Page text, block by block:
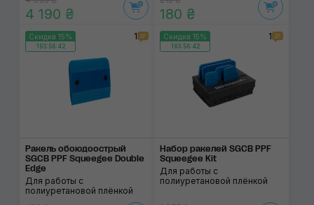
4 190 ₴ 180 ₴
Скидка 15%
193:56:41
1
Ракель обоюдоострый
SGCB PPF Squeegee Double
Edge
Для работы с
полиуретановой плёнкой
Скидка 15%
193:56:41
1
Набор ракелей SGCB PPF
Squeegee Kit
Для работы с
полиуретановой плёнкой